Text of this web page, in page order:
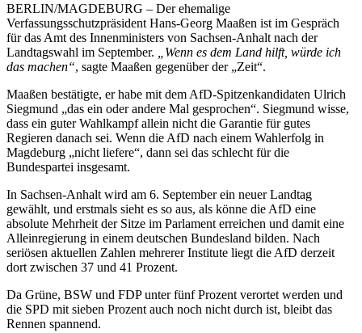
BERLIN/MAGDEBURG – Der ehemalige
Verfassungsschutzpräsident Hans-Georg Maaßen ist im Gespräch
für das Amt des Innenministers von Sachsen-Anhalt nach der
Landtagswahl im September.
„Wenn es dem Land hilft, würde ich
das machen“, sagte Maaßen gegenüber der „Zeit“.
Maaßen bestätigte, er habe mit dem AfD-Spitzenkandidaten Ulrich
Siegmund „das ein oder andere Mal gesprochen“. Siegmund wisse,
dass ein guter Wahlkampf allein nicht die Garantie für gutes
Regieren danach sei. Wenn die AfD nach einem Wahlerfolg in
Magdeburg „nicht liefere“, dann sei das schlecht für die
Bundespartei insgesamt.
In Sachsen-Anhalt wird am 6. September ein neuer Landtag
gewählt, und erstmals sieht es so aus, als könne die AfD eine
absolute Mehrheit der Sitze im Parlament erreichen und damit eine
Alleinregierung in einem deutschen Bundesland bilden. Nach
seriösen aktuellen Zahlen mehrerer Institute liegt die AfD derzeit
dort zwischen 37 und 41 Prozent.
Da Grüne, BSW und FDP unter fünf Prozent verortet werden und
die SPD mit sieben Prozent auch noch nicht durch ist, bleibt das
Rennen spannend.